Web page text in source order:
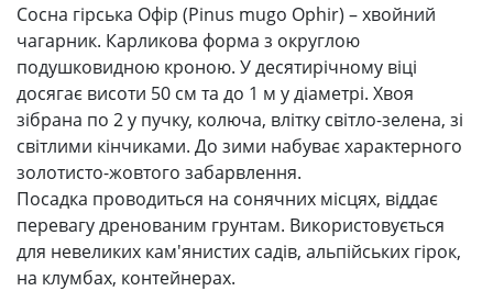
Сосна гірська Офір (Pinus mugo Ophir) – хвойний
чагарник. Карликова форма з округлою
подушковидною кроною. У десятирічному віці
досягає висоти 50 см та до 1 м у діаметрі. Хвоя
зібрана по 2 у пучку, колюча, влітку світло-зелена, зі
світлими кінчиками. До зими набуває характерного
золотисто-жовтого забарвлення.
Посадка проводиться на сонячних місцях, віддає
перевагу дренованим грунтам. Використовується
для невеликих кам'янистих садів, альпійських гірок,
на клумбах, контейнерах.